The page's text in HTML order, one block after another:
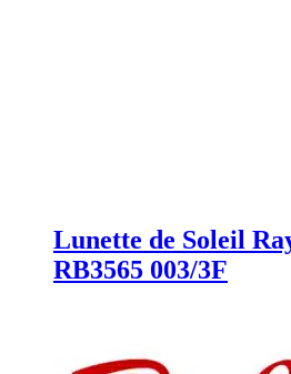
Lunette de Soleil
RB3565 003/3F